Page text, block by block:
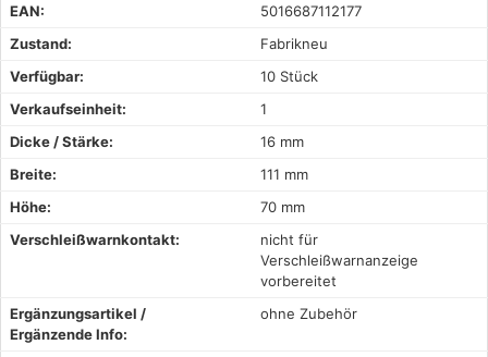
EAN:
5016687112177
Zustand:
Fabrikneu
Verfügbar:
10 Stück
Verkaufseinheit:
1
Dicke / Stärke:
16 mm
Breite:
111 mm
Höhe:
70 mm
Verschleißwarnkontakt:
nicht für
Verschleißwarnanzeige
vorbereitet
Ergänzungsartikel /
Ergänzende Info:
ohne Zubehör